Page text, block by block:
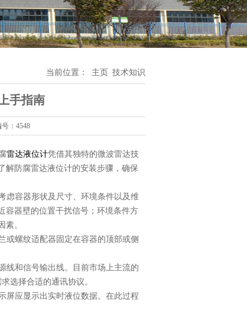
当前位置： 主页 技术知识
手指南
：4548
雷达液位计凭借其独特的微波雷达技
解防腐雷达液位计的安装步骤，确保
虑容器形状及尺寸、环境条件以及维
容器壁的位置干扰信号；环境条件方
素。
或螺纹适配器固定在容器的顶部或侧
线和信号输出线。目前市场上主流的
选择合适的通讯协议。
屏应显示出实时液位数据。在此过程